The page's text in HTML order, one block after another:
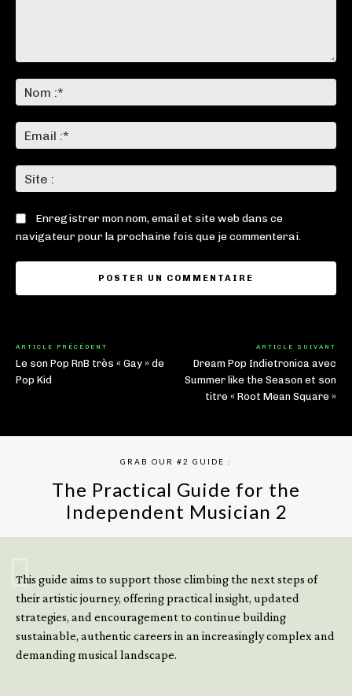
:*
:*
:
Enregistrer mon nom, email et site web dans ce
navigateur pour la prochaine fois que je commenterai.
ARTICLE PRÉCÉDENT
Le son Pop RnB très « Gay » de
Pop Kid
ARTICLE SUIVANT
Dream Pop Indietronica avec
Summer like the Season et son
titre « Root Mean Square »
GRAB OUR #2 GUIDE :
The Practical Guide for the
Independent Musician 2
This guide aims to support those climbing the next steps of
their artistic journey, offering practical insight, updated
strategies, and encouragement to continue building
sustainable, authentic careers in an increasingly complex and
demanding musical landscape.